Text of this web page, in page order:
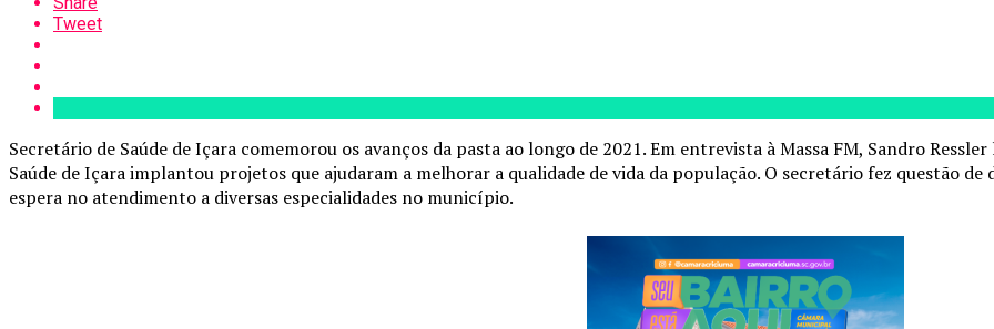
Tweet
Secretário de Saúde de Içara comemorou os avanços da pasta ao longo de 2021. Em entrevista à Massa FM, Sandro
Saúde de Içara implantou projetos que ajudaram a melhorar a qualidade de vida da população. O secretário fez questão
espera no atendimento a diversas especialidades no município.